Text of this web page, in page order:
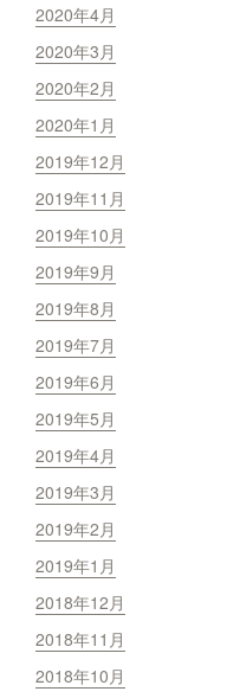
2020年4月
2020年3月
2020年2月
2020年1月
2019年12月
2019年11月
2019年10月
2019年9月
2019年8月
2019年7月
2019年6月
2019年5月
2019年4月
2019年3月
2019年2月
2019年1月
2018年12月
2018年11月
2018年10月